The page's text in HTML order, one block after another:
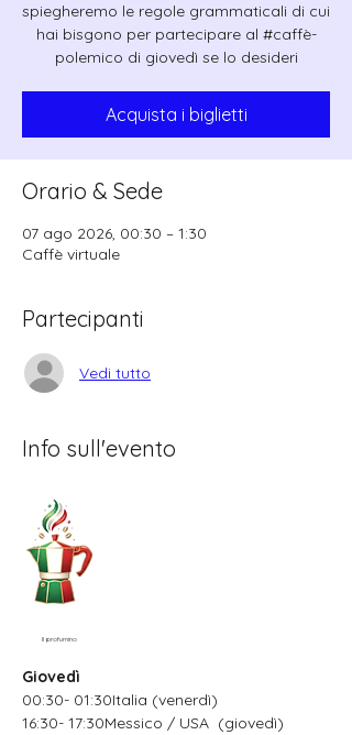
spiegheremo le regole grammaticali di cui
hai bisgono per partecipare al #caffè-
polemico di giovedì se lo desideri
Acquista i biglietti
Orario & Sede
07 ago 2026, 00:30 – 1:30
Caffè virtuale
Partecipanti
Vedi tutto
Info sull'evento
Il profumino
Giovedì
00:30- 01:30Italia (venerdì)
16:30- 17:30Messico / USA  (giovedì)